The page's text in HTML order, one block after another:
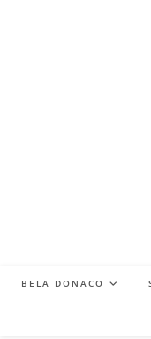
BELA DONACO